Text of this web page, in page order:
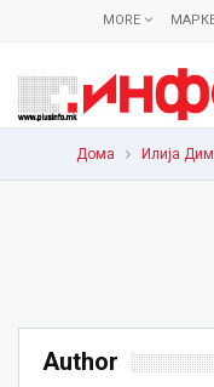
MORE
Дома Илија
Author